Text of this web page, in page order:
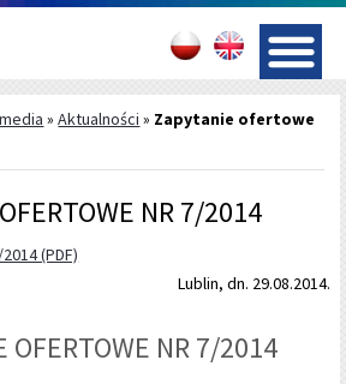
»Aktualności » Zapytanie ofertowe
NR 7/2014
(PDF)
Lublin, dn. 29.08.2014.
OFERTOWE NR 7/2014